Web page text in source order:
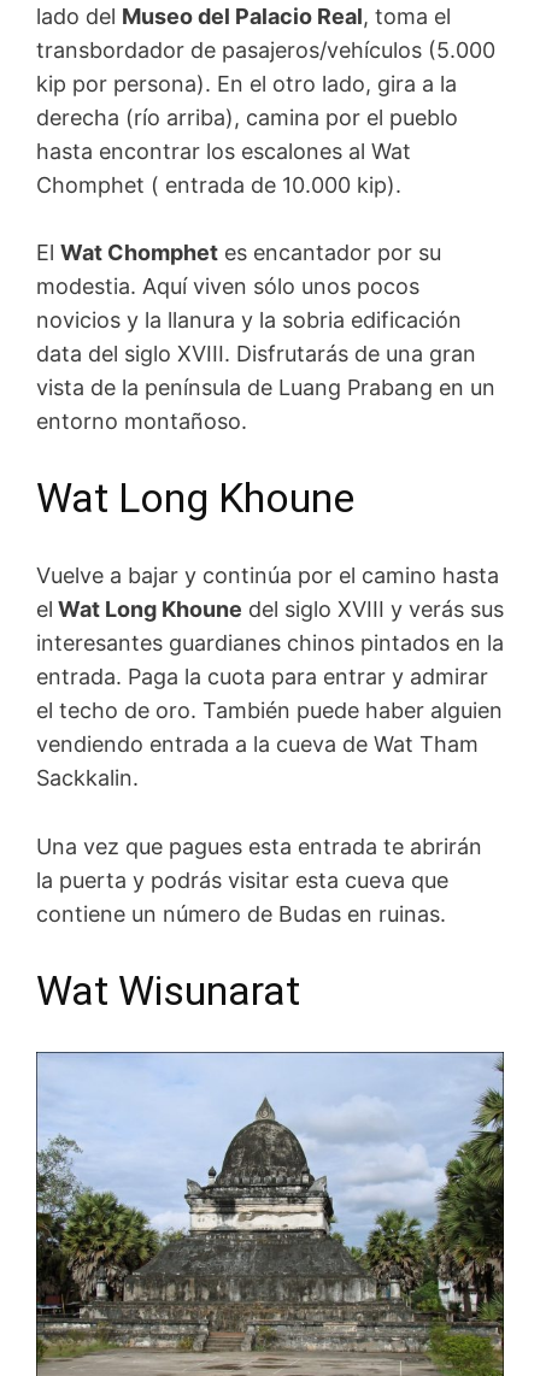
lado del Museo del Palacio Real, toma el
transbordador de pasajeros/vehículos (5.000
kip por persona). En el otro lado, gira a la
derecha (río arriba), camina por el pueblo
hasta encontrar los escalones al Wat
Chomphet ( entrada de 10.000 kip).
El Wat Chomphet es encantador por su
modestia. Aquí viven sólo unos pocos
novicios y la llanura y la sobria edificación
data del siglo XVIII. Disfrutarás de una gran
vista de la península de Luang Prabang en un
entorno montañoso.
Wat Long Khoune
Vuelve a bajar y continúa por el camino hasta
el Wat Long Khoune del siglo XVIII y verás sus
interesantes guardianes chinos pintados en la
entrada. Paga la cuota para entrar y admirar
el techo de oro. También puede haber alguien
vendiendo entrada a la cueva de Wat Tham
Sackkalin.
Una vez que pagues esta entrada te abrirán
la puerta y podrás visitar esta cueva que
contiene un número de Budas en ruinas.
Wat Wisunarat